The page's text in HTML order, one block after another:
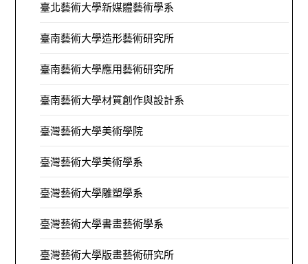
臺北藝術大學新媒體藝術學系
臺南藝術大學造形藝術研究所
臺南藝術大學應用藝術研究所
臺南藝術大學材質創作與設計系
臺灣藝術大學美術學院
臺灣藝術大學美術學系
臺灣藝術大學雕塑學系
臺灣藝術大學書畫藝術學系
臺灣藝術大學版畫藝術研究所